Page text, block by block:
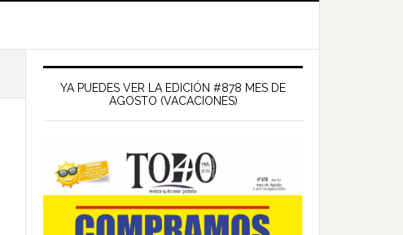
Barra
lateral
principal
YA PUEDES VER LA EDICIÓN #878 MES DE
AGOSTO (VACACIONES)